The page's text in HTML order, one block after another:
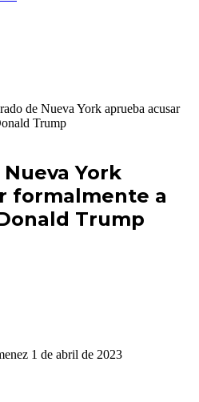
de Nueva York aprueba acusar
Trump
York
formalmente a
Trump
1 de abril de 2023